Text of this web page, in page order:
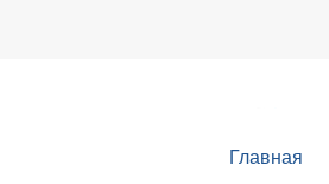
Главная